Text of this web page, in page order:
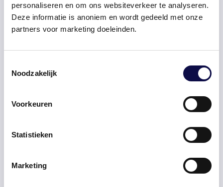
personaliseren en om ons websiteverkeer te analyseren.
Deze informatie is anoniem en wordt gedeeld met onze
partners voor marketing doeleinden.
Noodzakelijk
Voorkeuren
Statistieken
Marketing
Kritisch kijken naar Whk-beschikking
geeft voordelen